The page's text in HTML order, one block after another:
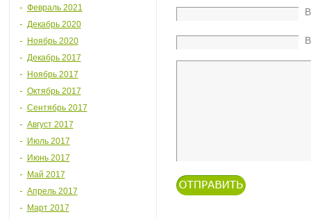
Февраль 2021
Декабрь 2020
Ноябрь 2020
Декабрь 2017
Ноябрь 2017
Октябрь 2017
Сентябрь 2017
Август 2017
Июль 2017
Июнь 2017
Май 2017
Апрель 2017
Март 2017